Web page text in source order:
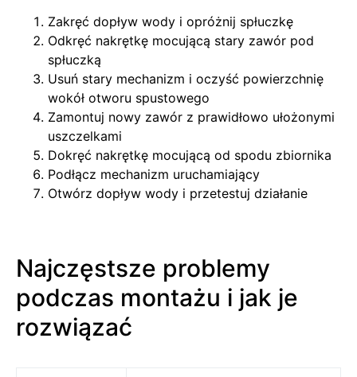
Zakręć dopływ wody i opróżnij spłuczkę
Odkręć nakrętkę mocującą stary zawór pod
spłuczką
Usuń stary mechanizm i oczyść powierzchnię
wokół otworu spustowego
Zamontuj nowy zawór z prawidłowo ułożonymi
uszczelkami
Dokręć nakrętkę mocującą od spodu zbiornika
Podłącz mechanizm uruchamiający
Otwórz dopływ wody i przetestuj działanie
Najczęstsze problemy
podczas montażu i jak je
rozwiązać